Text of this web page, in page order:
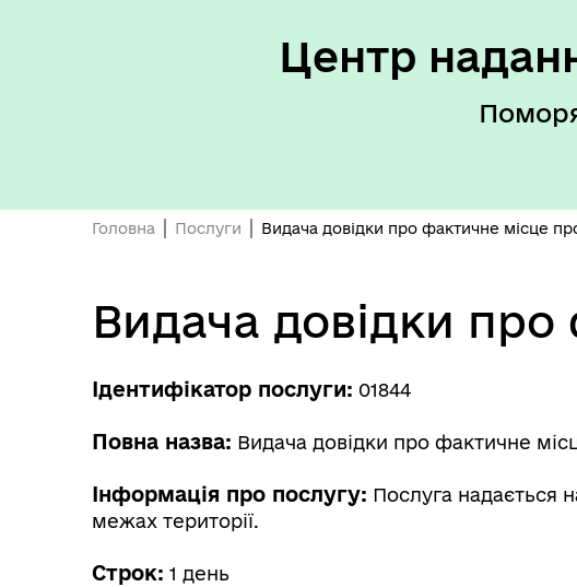
Центр
Головна Послуги Видача довідки про фактичне місце
Видача довідки
Ідентифікатор послуги: 01844
Повна назва: Видача довідки про фактичне
Інформація про послугу: Послуга надається
межах території.
Строк: 1 день